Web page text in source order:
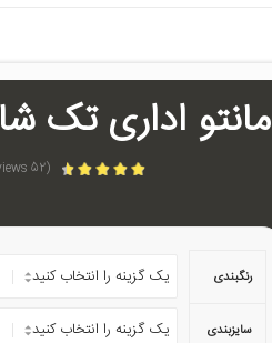
مانتو اداری تک
(
52
رنگبندی
سایزبندی